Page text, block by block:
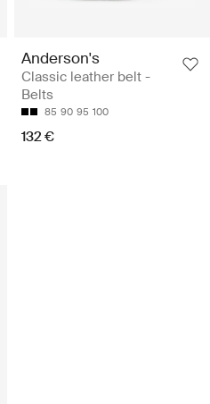
Anderson's
Classic leather belt -
Belts
85 90 95 100
132 €